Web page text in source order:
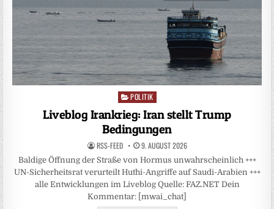
Posted
in
POLITIK
Liveblog Irankrieg: Iran stellt Trump
Bedingungen
RSS-FEED 9. AUGUST 2026
Baldige Öffnung der Straße von Hormus unwahrscheinlich +++
UN-Sicherheitsrat verurteilt Huthi-Angriffe auf Saudi-Arabien +++
alle Entwicklungen im Liveblog Quelle: FAZ.NET Dein
Kommentar: [mwai_chat]